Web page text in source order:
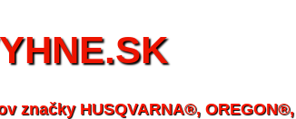
značky HUSQVARNA®, OREGON®,